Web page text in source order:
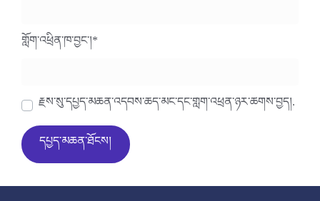
གློག་འཕྲིན་ཁ་བྱང་།*
རྗེས་སུ་དཔྱད་མཆན་འདེབས་ཆེད་མིང་དང་གློག་འཕྲིན་ཉར་ཚགས་བྱེད།.